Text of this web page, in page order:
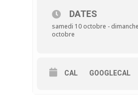
DATES
samedi 10 octobre -
octobre
CAL GOOGLECAL